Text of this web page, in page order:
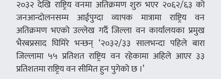
२०३२ देखि राष्ट्रिय वनमा अतिक्रमण शुरु भएर २०६२/६३ को
जनआन्दोलनसम्म आईपुग्दा व्यापक मात्रामा राष्ट्रिय वन
अतिक्रमण भएको उल्लेख गर्दै जिल्ला वन कार्यालयका प्रमुख
भैरबप्रसाद घिमिरे भन्छन् ‘२०३२/३३ सालभन्दा पहिले बारा
जिल्लामा ५५ प्रतिशत राष्ट्रिय वन रहेकामा अहिले आएर ३३
प्रतिशतमा राष्ट्रिय वन सीमित हुन पुगेको छ ।’